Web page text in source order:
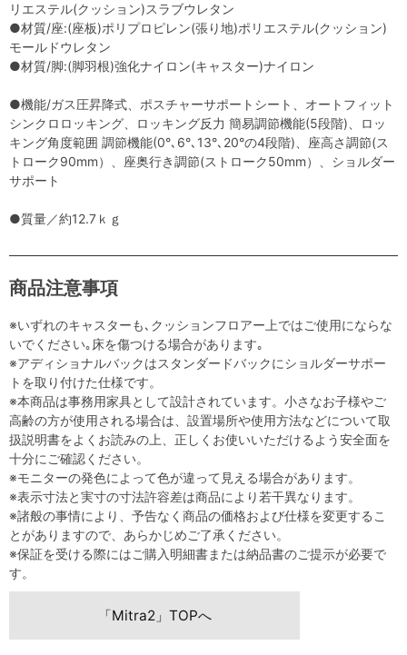
リエステル(クッション)スラブウレタン
●材質/座:(座板)ポリプロピレン(張り地)ポリエステル(クッション)
モールドウレタン
●材質/脚:(脚羽根)強化ナイロン(キャスター)ナイロン
●機能/ガス圧昇降式、ポスチャーサポートシート、オートフィット
シンクロロッキング、ロッキング反力 簡易調節機能(5段階)、ロッ
キング角度範囲 調節機能(0°､6°､13°､20°の4段階)、座高さ調節(ス
トローク90mm）、座奥行き調節(ストローク50mm）、ショルダー
サポート
●質量／約12.7ｋｇ
商品注意事項
※いずれのキャスターも､クッションフロアー上ではご使用にならな
いでください｡床を傷つける場合があります｡
※アディショナルバックはスタンダードバックにショルダーサポー
トを取り付けた仕様です。
※本商品は事務用家具として設計されています。小さなお子様やご
高齢の方が使用される場合は、設置場所や使用方法などについて取
扱説明書をよくお読みの上、正しくお使いいただけるよう安全面を
十分にご確認ください。
※モニターの発色によって色が違って見える場合があります。
※表示寸法と実寸の寸法許容差は商品により若干異なります。
※諸般の事情により、予告なく商品の価格および仕様を変更するこ
とがありますので、あらかじめご了承ください。
※保証を受ける際にはご購入明細書または納品書のご提示が必要で
す。
「Mitra2」TOPへ